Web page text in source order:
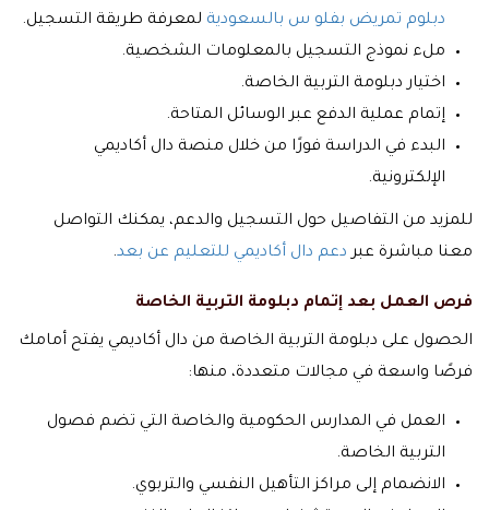
دبلوم تمريض بفلو س بالسعودية لمعرفة طريقة التسجيل.
ملء نموذج التسجيل بالمعلومات الشخصية.
اختيار دبلومة التربية الخاصة.
إتمام عملية الدفع عبر الوسائل المتاحة.
البدء في الدراسة فورًا من خلال منصة دال أكاديمي
الإلكترونية.
للمزيد من التفاصيل حول التسجيل والدعم، يمكنك التواصل
معنا مباشرة عبر دعم دال أكاديمي للتعليم عن بعد.
فرص العمل بعد إتمام دبلومة التربية الخاصة
الحصول على دبلومة التربية الخاصة من دال أكاديمي يفتح أمامك
فرصًا واسعة في مجالات متعددة، منها:
العمل في المدارس الحكومية والخاصة التي تضم فصول
التربية الخاصة.
الانضمام إلى مراكز التأهيل النفسي والتربوي.